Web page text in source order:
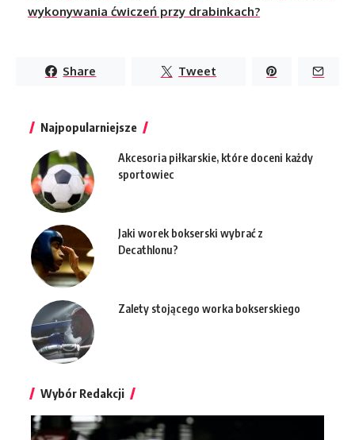
wykonywania ćwiczeń przy drabinkach?
Share Tweet
Najpopularniejsze
Akcesoria piłkarskie, które doceni każdy
sportowiec
Jaki worek bokserski wybrać z
Decathlonu?
Zalety stojącego worka bokserskiego
Wybór Redakcji